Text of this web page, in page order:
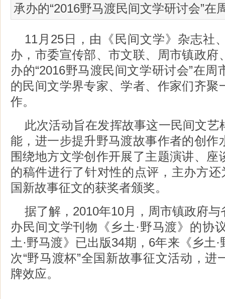
承办的“2016野马渡民间文学研讨会”在
11月25日，由《民间文学》杂志社
办，市委宣传部、市文联、周市镇政府
办的“2016野马渡民间文学研讨会”在
的民间文学界专家、学者、作家们齐聚
作。
此次活动旨在发挥故事这一民间文艺
能，进一步提升野马渡故事作者的创作
围绕地方文学创作开展了主题演讲、座
的稿件进行了针对性的点评，主办方还
国新故事征文的获奖者颁奖。
据了解，2010年10月，周市镇政府
办民间文学刊物《乡土·野马渡》的协
土·野马渡》已出版34期，6年来《乡土
次“野马渡杯”全国新故事征文活动，进
牌效应。